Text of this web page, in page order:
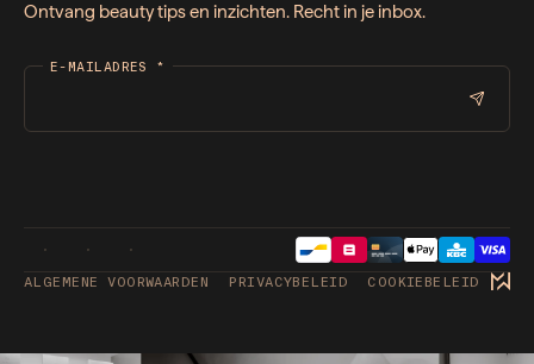
Ontvang beauty tips en inzichten. Recht in je inbox.
E-MAILADRES *
ALGEMENE VOORWAARDEN PRIVACYBELEID COOKIEBELEID